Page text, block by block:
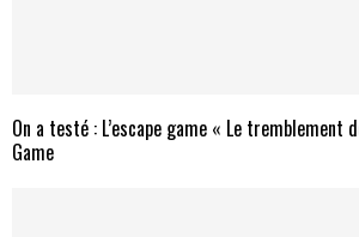
On a testé : L’escape game « Le tremblement
Game